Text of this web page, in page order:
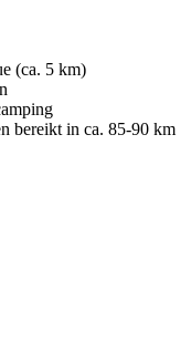
(ca. 5 km)
bereikt in ca. 85-90 km